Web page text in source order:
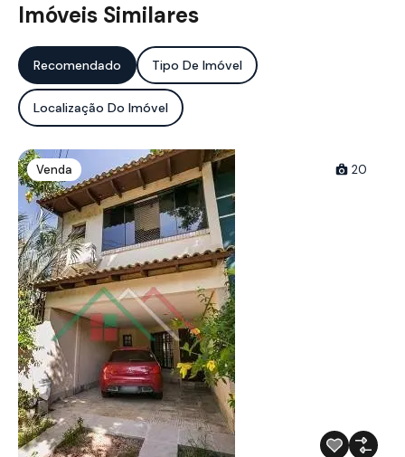
Imóveis Similares
Recomendado Tipo De Imóvel
Localização Do Imóvel
Venda 20